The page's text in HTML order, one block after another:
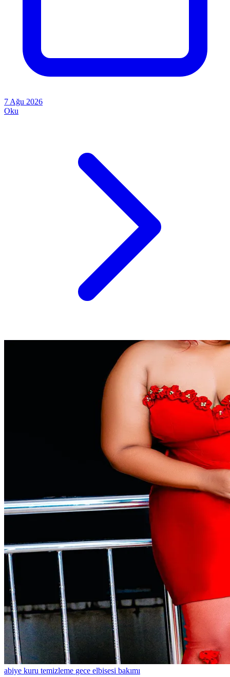
7 Ağu 2026
Oku
abiye kuru temizleme gece elbisesi bakımı